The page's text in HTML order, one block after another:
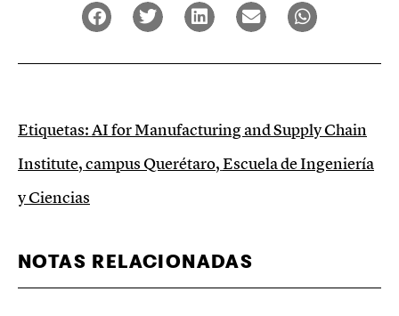
Etiquetas:AI for Manufacturing and Supply Chain
Institute,campus Querétaro,Escuela de Ingeniería
y Ciencias
NOTAS RELACIONADAS